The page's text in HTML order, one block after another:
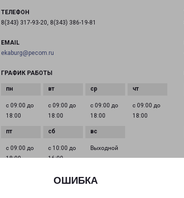
ОШИБКА
ТЕЛЕФОН
8(343) 317-93-20, 8(343) 386-19-81
EMAIL
ekaburg@pecom.ru
ГРАФИК РАБОТЫ
с 09:00 до
18:00
с 09:00 до
18:00
с 09:00 до
18:00
с 09:00 до
18:00
с 09:00 до
18:00
с 10:00 до
16:00
Выходной